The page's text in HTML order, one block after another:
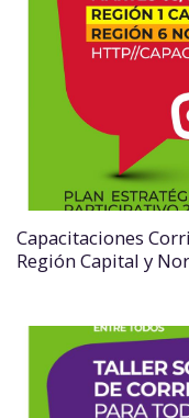
Capacitaciones
Región Capital y